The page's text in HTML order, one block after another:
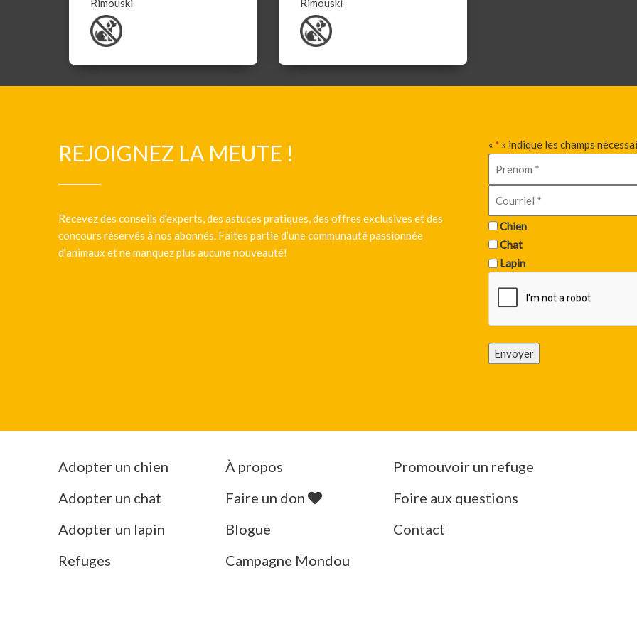
Rimouski Rimouski
REJOIGNEZ LA MEUTE !
Recevez des conseils d’experts, des astuces pratiques, des offres exclusives et des
concours réservés à nos abonnés. Faites partie d’une communauté passionnée
d’animaux et ne manquez plus aucune nouveauté!
« * » indique les champs
Chien
Chat
Lapin
Envoyer
Adopter un chien
Adopter un chat
Adopter un lapin
Refuges
À propos
Faire un don
Blogue
Campagne Mondou
Promouvoir un refuge
Foire aux questions
Contact